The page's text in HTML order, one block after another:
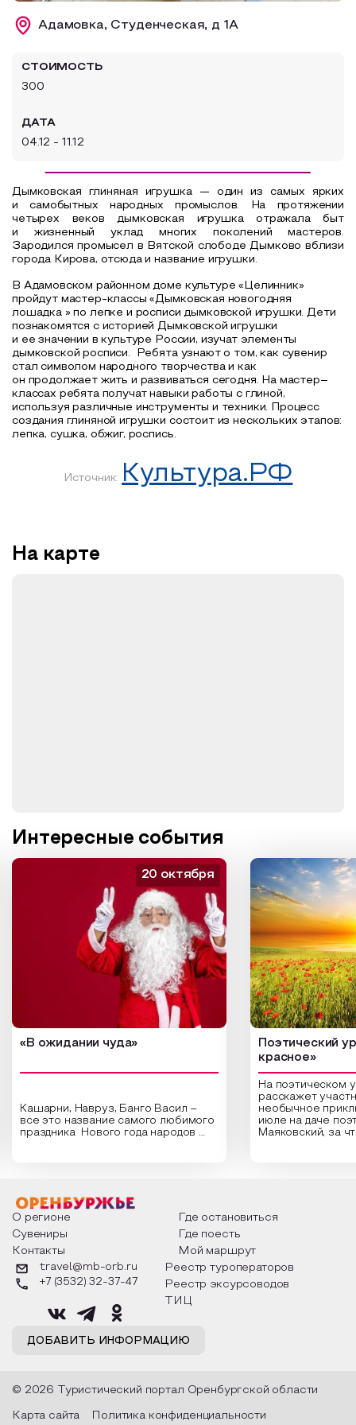
Образовательный туризм
Адамовка, Студенческая, д 1А
СТОИМОСТЬ
300
ДАТА
04.12 - 11.12
Д ымковская глиняная игрушка — один из самых ярких
и самобытных народных промыслов. На протяжении
четырех веков дымковская игрушка отражала быт
и жизненный уклад многих поколений мастеров.
Зародился промысел в Вятской слободе Дымково вблизи
города Кирова, отсюда и название игрушки.
В Адамовском районном доме культуре «Целинник»
пройдут мастер-классы «Дымковская новогодняя
лошадка » по лепке и росписи дымковской игрушки. Дети
познакомятся с историей Дымковской игрушки
и ее значении в культуре России, изучат элементы
дымковской росписи. Ребята узнают о том, как сувенир
стал символом народного творчества и как
он продолжает жить и развиваться сегодня. На мастер–
классах ребята получат навыки работы с глиной,
используя различные инструменты и техники. Процесс
создания глиняной игрушки состоит из нескольких этапов:
лепка, сушка, обжиг, роспись.
Источник: Культура.РФ
На карте
Интересные события
«В ожидании чуда»
Кашарни, Навруз, Банго Васил –
все это название самого любимого
праздника Нового года народов
о том, как встречают новый год в
разных уголках страны, какие
обряды совершают на удачу и
благополучие, в чем схожи и
различаются традиции. Кто такой
Дед Мороз и откуда он пришел, как
его называют в разных уголках
страны и как появились елочные
20 октября
Поэтический
красное»
На поэтическом
расскажет
необычное
июле на даче
Маяковский, за
Твардовского и
каждой строчке
восхищение
яркому времени
О регионе
Где остановиться
Сувениры
Где поесть
Контакты
Мой маршрут
ДОБАВИТЬ ИНФОРМАЦИЮ
travel@mb-orb.ru
+7 (3532) 32-37-47
Реестр туроператоров
Реестр эксурсоводов
ТИЦ
© 2026 Туристический портал Оренбургской области
Карта сайта Политика конфиденциальности